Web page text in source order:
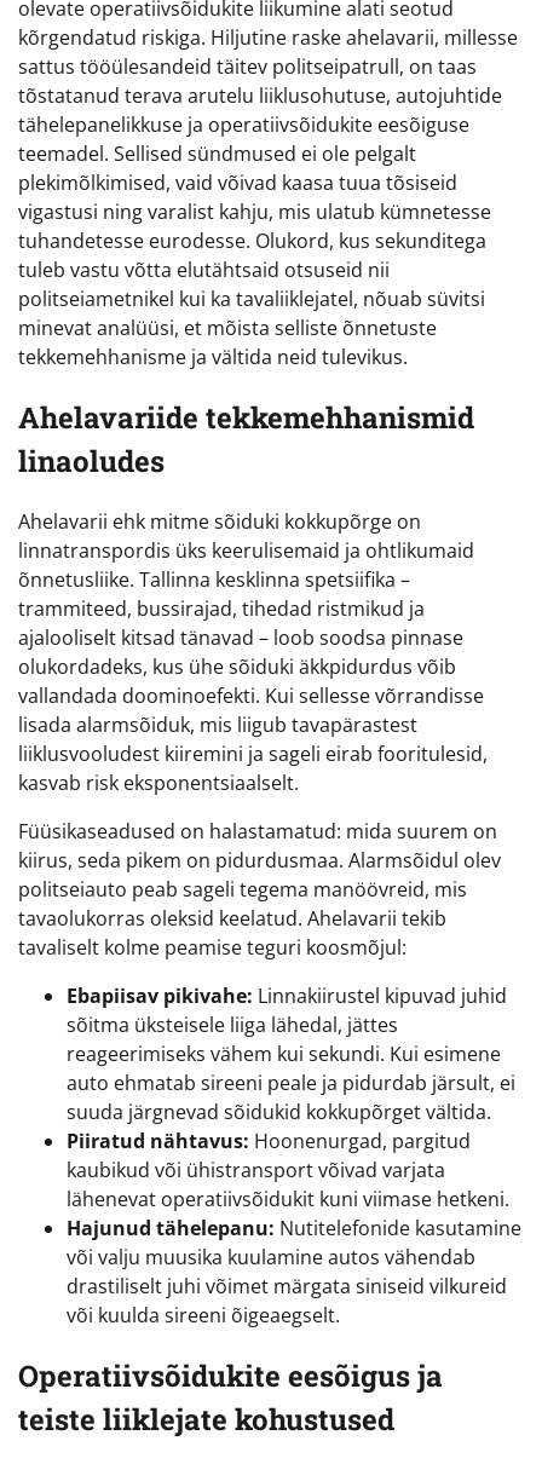
olevate operatiivsõidukite liikumine alati seotud
kõrgendatud riskiga. Hiljutine raske ahelavarii, millesse
sattus tööülesandeid täitev politseipatrull, on taas
tõstatanud terava arutelu liiklusohutuse, autojuhtide
tähelepanelikkuse ja operatiivsõidukite eesõiguse
teemadel. Sellised sündmused ei ole pelgalt
plekimõlkimised, vaid võivad kaasa tuua tõsiseid
vigastusi ning varalist kahju, mis ulatub kümnetesse
tuhandetesse eurodesse. Olukord, kus sekunditega
tuleb vastu võtta elutähtsaid otsuseid nii
politseiametnikel kui ka tavaliiklejatel, nõuab süvitsi
minevat analüüsi, et mõista selliste õnnetuste
tekkemehhanisme ja vältida neid tulevikus.
Ahelavariide tekkemehhanismid
linaoludes
Ahelavarii ehk mitme sõiduki kokkupõrge on
linnatranspordis üks keerulisemaid ja ohtlikumaid
õnnetusliike. Tallinna kesklinna spetsiifika –
trammiteed, bussirajad, tihedad ristmikud ja
ajalooliselt kitsad tänavad – loob soodsa pinnase
olukordadeks, kus ühe sõiduki äkkpidurdus võib
vallandada doominoefekti. Kui sellesse võrrandisse
lisada alarmsõiduk, mis liigub tavapärastest
liiklusvooludest kiiremini ja sageli eirab fooritulesid,
kasvab risk eksponentsiaalselt.
Füüsikaseadused on halastamatud: mida suurem on
kiirus, seda pikem on pidurdusmaa. Alarmsõidul olev
politseiauto peab sageli tegema manöövreid, mis
tavaolukorras oleksid keelatud. Ahelavarii tekib
tavaliselt kolme peamise teguri koosmõjul:
Ebapiisav pikivahe: Linnakiirustel kipuvad juhid
sõitma üksteisele liiga lähedal, jättes
reageerimiseks vähem kui sekundi. Kui esimene
auto ehmatab sireeni peale ja pidurdab järsult, ei
suuda järgnevad sõidukid kokkupõrget vältida.
Piiratud nähtavus: Hoonenurgad, pargitud
kaubikud või ühistransport võivad varjata
lähenevat operatiivsõidukit kuni viimase hetkeni.
Hajunud tähelepanu: Nutitelefonide kasutamine
või valju muusika kuulamine autos vähendab
drastiliselt juhi võimet märgata siniseid vilkureid
või kuulda sireeni õigeaegselt.
Operatiivsõidukite eesõigus ja
teiste liiklejate kohustused